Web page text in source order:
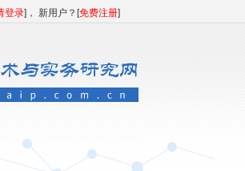
登录]， 新用户？[免费注册]